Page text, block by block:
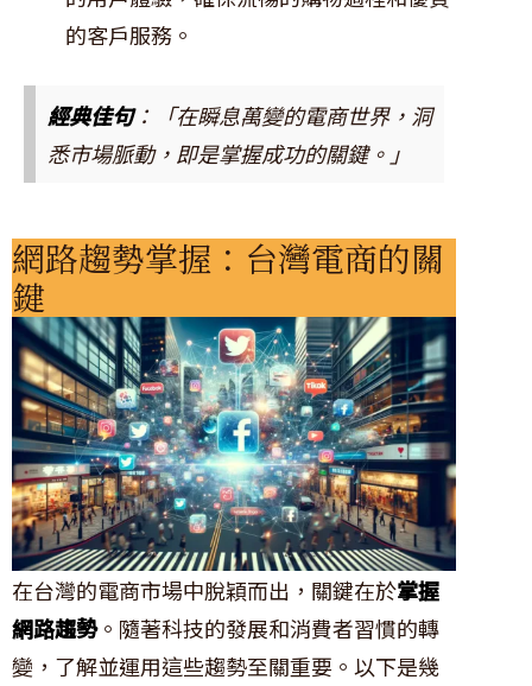
的客戶服務。
經典佳句：「在瞬息萬變的電商世界，洞
悉市場脈動，即是掌握成功的關鍵。」
網路趨勢掌握：台灣電商的關
鍵
在台灣的電商市場中脫穎而出，關鍵在於掌握
網路趨勢。隨著科技的發展和消費者習慣的轉
變，了解並運用這些趨勢至關重要。以下是幾